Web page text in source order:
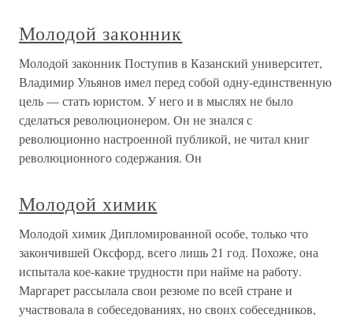
Молодой законник
Молодой законник Поступив в Казанский университет,
Владимир Ульянов имел перед собой одну-единственную
цель — стать юристом. У него и в мыслях не было
сделаться революционером. Он не знался с
революционно настроенной публикой, не читал книг
революционного содержания. Он
Молодой химик
Молодой химик Дипломированной особе, только что
закончившей Оксфорд, всего лишь 21 год. Похоже, она
испытала кое-какие трудности при найме на работу.
Маргарет рассылала свои резюме по всей стране и
участвовала в собеседованиях, но своих собеседников,